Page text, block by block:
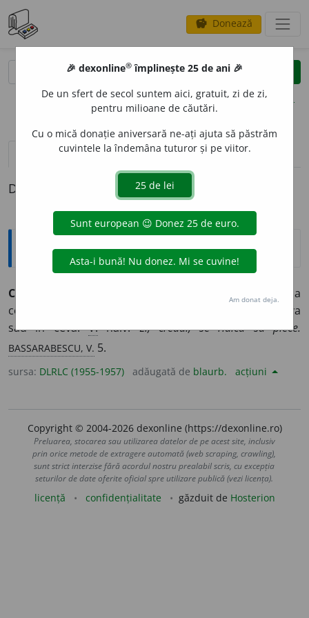
savings Donează
clear
opțiuni
definiții (1) pronunțievolume_up (10)
Definiția cu ID-ul 913919:
Explicative DEX
CRED
Care crede prea ușor, fără a
cerceta mai de aproape; care se încrede lesne în cineva
sau în ceva.V.naiv.El, credul, se ridica să plece.
BASSARABESCU, V. 5.
sursa: DLRLC (1955-1957) adăugată de blaurb. acțiuni
Copyright © 2004-2026 dexonline (https://dexonline.ro)
Preluarea, stocarea sau utilizarea datelor de pe acest site, inclusiv
prin orice metode de extragere automată (web scraping, crawling),
sunt strict interzise fără acordul nostru prealabil scris, cu excepția
seturilor de date oferite oficial spre utilizare publică (vezi licența).
licență confidențialitate găzduit de Hosterion
🎉 dexonline® împlinește 25 de ani 🎉
De un sfert de secol suntem aici, gratuit, zi de zi,
pentru milioane de căutări.
Cu o mică donație aniversară ne-ați ajuta să păstrăm
cuvintele la îndemâna tuturor și pe viitor.
Am donat deja.